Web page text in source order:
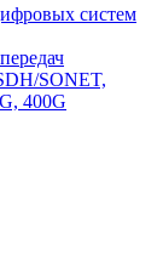
систем
SONET,
400G